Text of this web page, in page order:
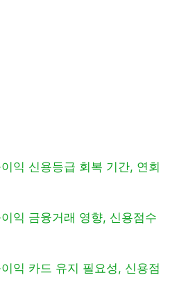
익 신용등급 회복 기간, 연회
익 금융거래 영향, 신용점수
익 카드 유지 필요성, 신용점